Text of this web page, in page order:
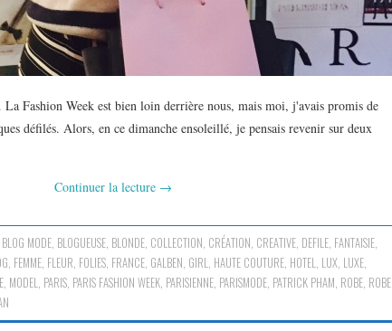
Fashion Week est bien loin derrière nous, mais moi, j'avais promis de
défilés. Alors, en ce dimanche ensoleillé, je pensais revenir sur deux
Continuer la lecture →
BLOG MODE BLOGUEUSE BLONDE COLLECTION CRÉATION CREATIVE DEFILE FANTAISIE
FEMME FLEUR FOLIES FRANCE GALBEN GIRL HAUTE COUTURE HOTEL LUX LUXE
MODEL PARIS PARIS FASHION WEEK PARISIENNE PARISMODE PATRICK PHAM ROBE ROBE